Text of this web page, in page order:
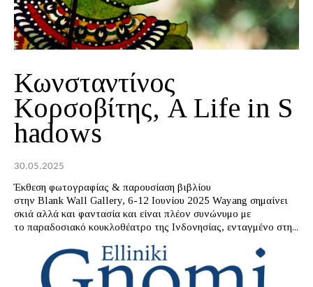
Κωνσταντίνος
Κορσοβίτης, A Life in S
hadows
30.05.2025
Έκθεση φωτογραφίας & παρουσίαση βιβλίου
στην Blank Wall Gallery, 6-12 Ιουνίου 2025 Wayang σημαίνει
σκιά αλλά και φαντασία και είναι πλέον συνώνυμο με
το παραδοσιακό κουκλοθέατρο της Ινδονησίας, ενταγμένο στη...